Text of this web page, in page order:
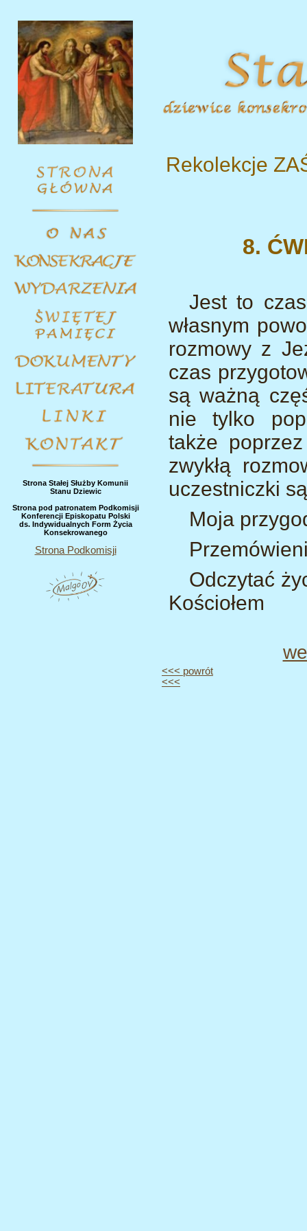
Strona Stałej Służby Komunii
Stanu Dziewic
Strona pod patronatem Podkomisji
Konferencji Episkopatu Polski
ds. Indywidualnych Form Życia
Konsekrowanego
Strona Podkomisji
Rekolekcje
8.
Jest to
własnym
rozmowy z
czas
są ważną
nie tylko
także
zwykłą
uczestniczki
Moja
Odczytać
Kościołem
<<< powrót
<<<